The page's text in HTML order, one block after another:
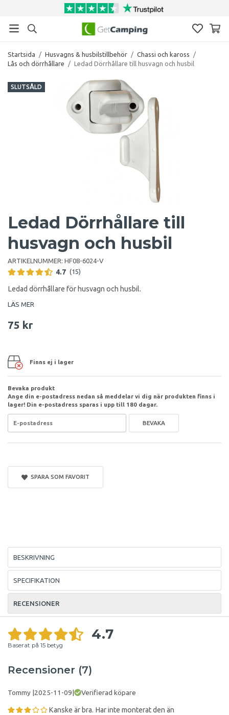
Startsida / Husvagns & husbilstillbehör / Chassi och kaross
/
Lås och dörrhållare
/ Ledad Dörrhållare till husvagn och husbil
SLUTSÅLD
Ledad Dörrhållare till
husvagn och husbil
ARTIKELNUMMER: HF08-6024-V
4.7 (15)
Ledad dörrhållare för husvagn och husbil.
LÄS MER
75 kr
Finns ej i lager
Bevaka produkt
Ange din e-postadress nedan så meddelar vi dig när produkten finns i
lager! Din e-postadress sparas i upp till 180 dagar.
BEVAKA
SPARA SOM FAVORIT
BESKRIVNING
SPECIFIKATION
RECENSIONER
4.7
Baserat på 15 betyg
Recensioner (7)
Tommy |2025-11-09| Verifierad köpare
Kanske är bra. Har inte monterat den än